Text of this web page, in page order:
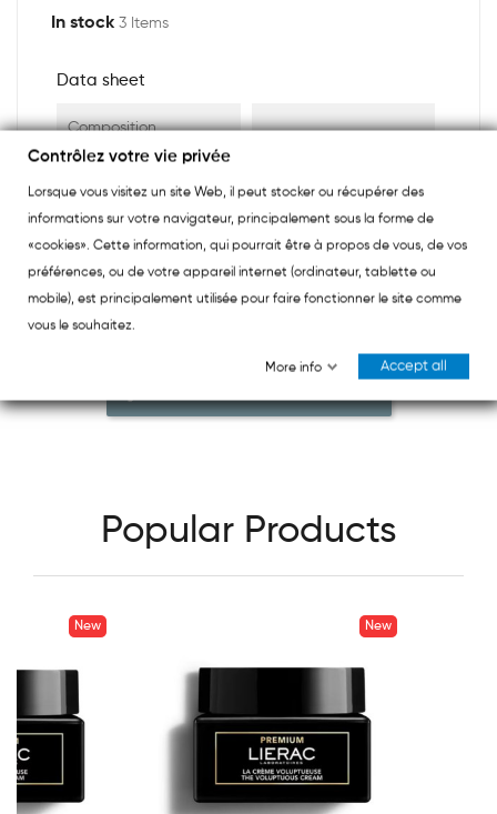
In stock 3 Items
Data sheet
Composition
Reviews (0)
Popular Products
New New
Contrôlez votre vie privée
Lorsque vous visitez un site Web, il peut stocker ou récupérer des
informations sur votre navigateur, principalement sous la forme de
«cookies». Cette information, qui pourrait être à propos de vous, de vos
préférences, ou de votre appareil internet (ordinateur, tablette ou
mobile), est principalement utilisée pour faire fonctionner le site comme
vous le souhaitez.
More info Accept all